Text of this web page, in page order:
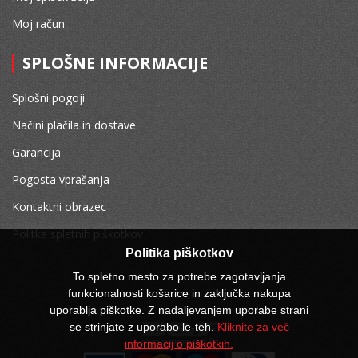
Politika piškotkov
To spletno mesto za potrebe zagotavljanja
funkcionalnosti košarice in zaključka nakupa
uporablja piškotke. Z nadaljevanjem uporabe strani
se strinjate z uporabo le-teh. Kliknite za več
informacij o piškotkih.
Moj račun
SPLOŠNE INFORMACIJE
Splošni pogoji
Načini plačila in dostave
Garancija
Pogosta vprašanja
Kontaktni obrazec
Politka spletnih piškotkov